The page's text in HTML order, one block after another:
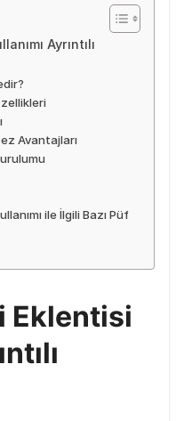
Ayrıntılı
Avantajları
ile İlgili Bazı Püf
Eklentisi